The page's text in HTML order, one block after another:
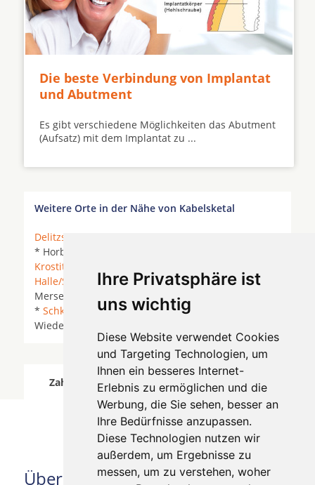
Ihre Privatsphäre ist
uns wichtig
Diese Website verwendet Cookies
und Targeting Technologien, um
Ihnen ein besseres Internet-
Erlebnis zu ermöglichen und die
Werbung, die Sie sehen, besser an
Ihre Bedürfnisse anzupassen.
Diese Technologien nutzen wir
außerdem, um Ergebnisse zu
messen, um zu verstehen, woher
Die beste Verbindung von Implantat
und Abutment
Es gibt verschiedene Möglichkeiten das Abutment
(Aufsatz) mit dem Implantat zu ...
Weitere Orte in der Nähe von Kabelsketal
Delitzsch
* Horburg-Maßlau *
Krostitz
Halle/Saale
Leuna*Löbnitz*Merseburg*
Merseburg (Saale) *
Naumburg (Saale)
* Schkopau *Teutschenthal* Wallendorf (Luppe) *
Wiedemar * Zweimen *
Zahnärzte für Zahnimplantete in Kabelsketal
wurde am 07 August 2026 aktualisiert.
Über uns